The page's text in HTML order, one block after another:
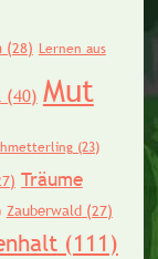
(28) Lernen aus
(40) Mut
(23)
Träume
Zauberwald(27)
(111)